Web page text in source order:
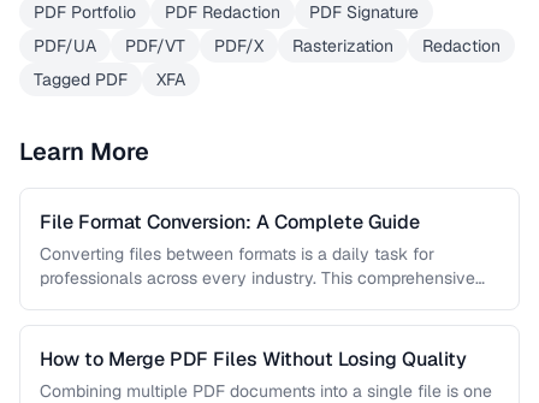
PDF Portfolio
PDF Redaction
PDF Signature
PDF/UA
PDF/VT PDF/X Rasterization
Redaction
Tagged PDF
XFA
Learn More
File Format Conversion: A Complete Guide
Converting files between formats is a daily task for
professionals across every industry. This comprehensive
How to Merge PDF Files Without Losing Quality
Combining multiple PDF documents into a single file is one